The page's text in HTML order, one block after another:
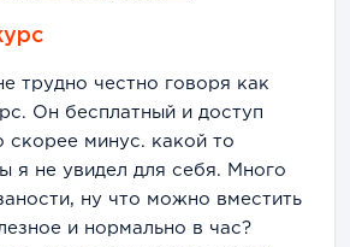
трудно честно говоря как
Он бесплатный и доступ
скорее минус. какой то
я не увидел для себя. Много
ну что можно вместить
и нормально в час?